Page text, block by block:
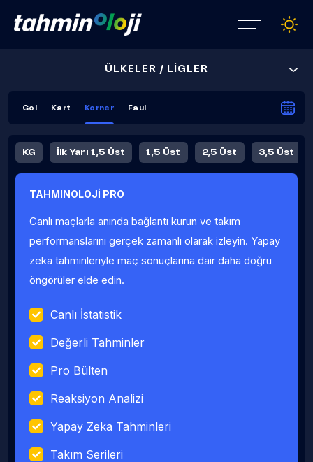
ÜLKELER / LİGLER
Gol Kart Korner Faul
KG İlk Yarı 1,5 Üst 1,5 Üst 2,5 Üst 3,5 Üst
Fauller Ortalama
TAHMINOLOJİ PRO
Canlı maçlarla anında bağlantı kurun ve takım
performanslarını gerçek zamanlı olarak izleyin. Yapay
zeka tahminleriyle maç sonuçlarına dair daha doğru
öngörüler elde edin.
Canlı İstatistik
Değerli Tahminler
Pro Bülten
Reaksiyon Analizi
Yapay Zeka Tahminleri
Takım Serileri